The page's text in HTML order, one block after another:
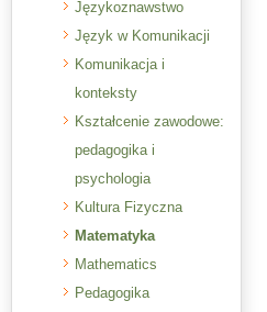
Językoznawstwo
Język w Komunikacji
Komunikacja i
konteksty
Kształcenie zawodowe:
pedagogika i
psychologia
Kultura Fizyczna
Matematyka
Mathematics
Pedagogika